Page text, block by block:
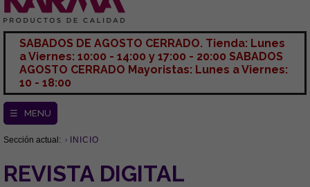
SABADOS DE AGOSTO CERRADO. Tienda: Lunes
a Viernes: 10:00 - 14:00 y 17:00 - 20:00 SABADOS
AGOSTO CERRADO Mayoristas: Lunes a Viernes:
10 - 18:00
☰ MENU
Sección actual: INICIO
REVISTA DIGITAL